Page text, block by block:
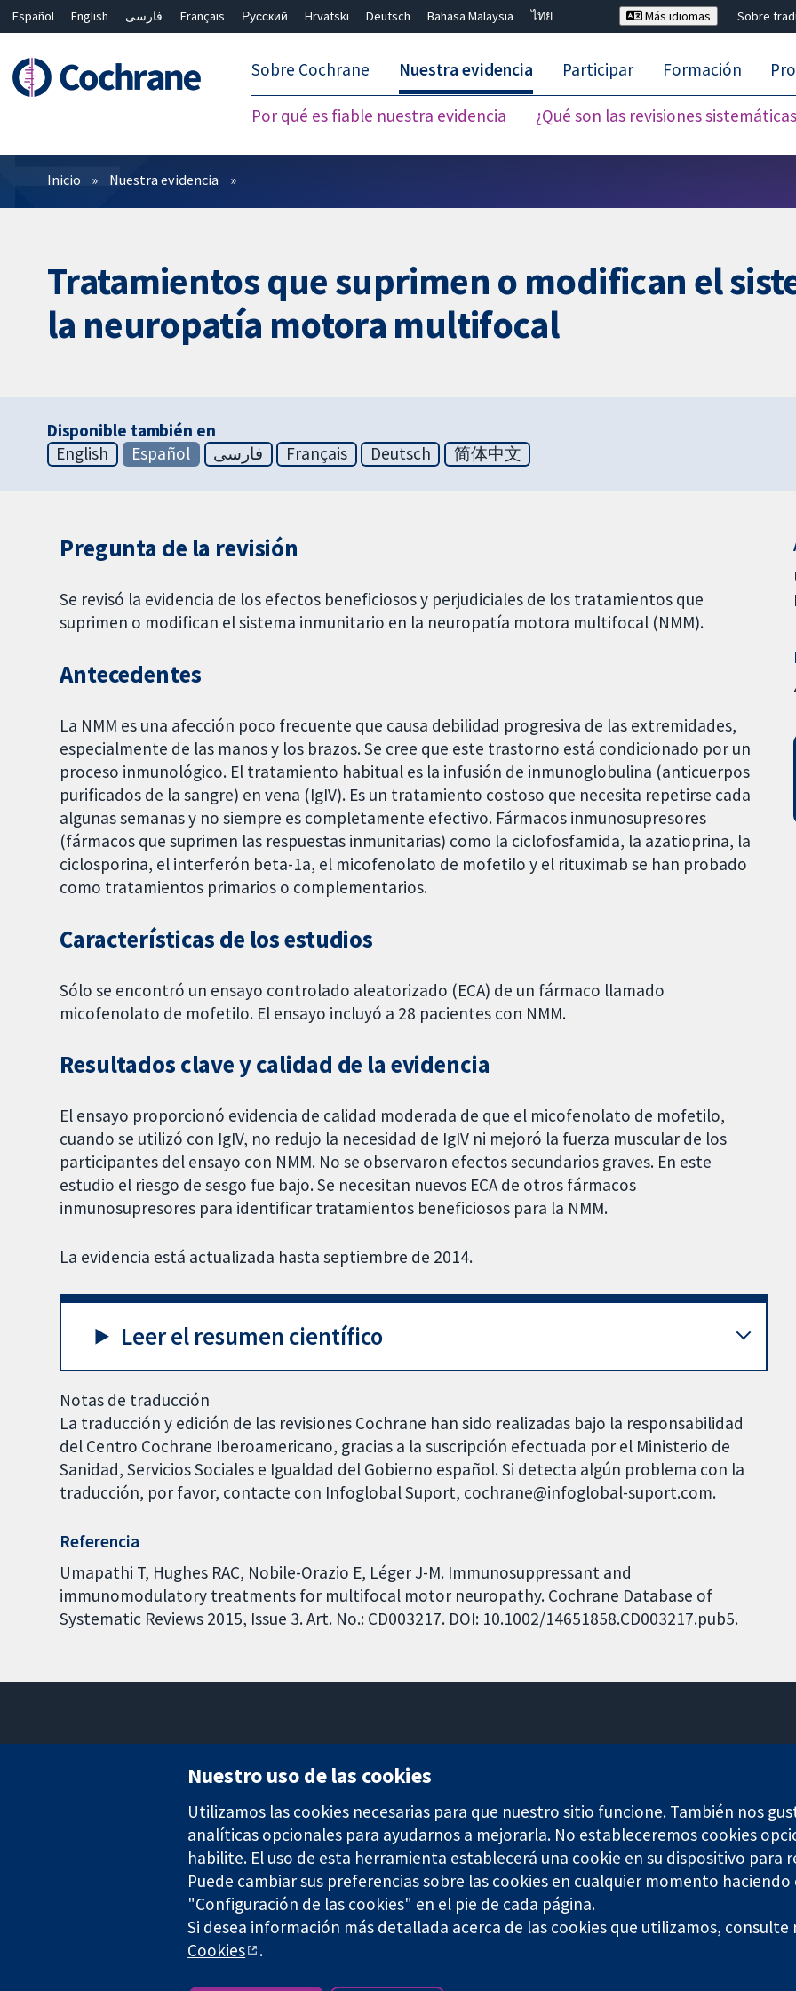
Español English فارسی Français Русский Hrvatski Deutsch Bahasa Malaysia
ไทย
Más idiomas Sobre
Sobre Cochrane Nuestra evidencia
Por qué es fiable nuestra evidencia ¿Qué son las revisiones
Participar Formación
Filtros
Inicio Nuestra evidencia
Tratamientos que suprimen o modifican el
la neuropatía motora multifocal
Disponible también en
English
Español فارسی Français Deutsch 简体中文
Pregunta de la revisión
Se revisó la evidencia de los efectos beneficiosos y perjudiciales de los tratamientos que
suprimen o modifican el sistema inmunitario en la neuropatía motora multifocal (NMM).
Antecedentes
La NMM es una afección poco frecuente que causa debilidad progresiva de las extremidades,
especialmente de las manos y los brazos. Se cree que este trastorno está condicionado por un
proceso inmunológico. El tratamiento habitual es la infusión de inmunoglobulina (anticuerpos
purificados de la sangre) en vena (IgIV). Es un tratamiento costoso que necesita repetirse cada
algunas semanas y no siempre es completamente efectivo. Fármacos inmunosupresores
(fármacos que suprimen las respuestas inmunitarias) como la ciclofosfamida, la azatioprina, la
ciclosporina, el interferón beta-1a, el micofenolato de mofetilo y el rituximab se han probado
como tratamientos primarios o complementarios.
Características de los estudios
Sólo se encontró un ensayo controlado aleatorizado (ECA) de un fármaco llamado
micofenolato de mofetilo. El ensayo incluyó a 28 pacientes con NMM.
Resultados clave y calidad de la evidencia
El ensayo proporcionó evidencia de calidad moderada de que el micofenolato de mofetilo,
cuando se utilizó con IgIV, no redujo la necesidad de IgIV ni mejoró la fuerza muscular de los
participantes del ensayo con NMM. No se observaron efectos secundarios graves. En este
estudio el riesgo de sesgo fue bajo. Se necesitan nuevos ECA de otros fármacos
inmunosupresores para identificar tratamientos beneficiosos para la NMM.
La evidencia está actualizada hasta septiembre de 2014.
Leer el resumen científico
Notas de traducción
La traducción y edición de las revisiones Cochrane han sido realizadas bajo la responsabilidad
del Centro Cochrane Iberoamericano, gracias a la suscripción efectuada por el Ministerio de
Sanidad, Servicios Sociales e Igualdad del Gobierno español. Si detecta algún problema con la
traducción, por favor, contacte con Infoglobal Suport, cochrane@infoglobal-suport.com.
Referencia
Umapathi T, Hughes RAC, Nobile-Orazio E, Léger J-M. Immunosuppressant and
immunomodulatory treatments for multifocal motor neuropathy. Cochrane Database of
Systematic Reviews 2015, Issue 3. Art. No.: CD003217. DOI: 10.1002/14651858.CD003217.pub5.
Londres
Reino Unido
The Cochrane Collaboration is a charity (no. 1045921) and a company limited by guarantee (no. 03044323) registered in England &
Copyright © 2026 The Cochrane Collaboration
Nuestro uso de las cookies
Utilizamos las cookies necesarias para que nuestro sitio funcione. También nos
analíticas opcionales para ayudarnos a mejorarla. No estableceremos cookies
habilite. El uso de esta herramienta establecerá una cookie en su dispositivo para
Puede cambiar sus preferencias sobre las cookies en cualquier momento haciendo
"Configuración de las cookies" en el pie de cada página.
Si desea información más detallada acerca de las cookies que utilizamos, consulte
Cookies
.